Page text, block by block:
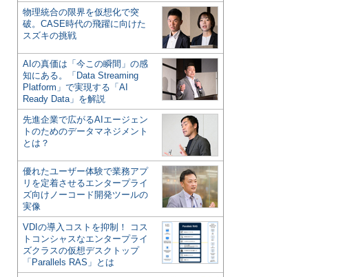
物理統合の限界を仮想化で突
破。CASE時代の飛躍に向けた
スズキの挑戦
AIの真価は「今この瞬間」の感
知にある。「Data Streaming
Platform」で実現する「AI
Ready Data」を解説
先進企業で広がるAIエージェン
トのためのデータマネジメント
とは？
優れたユーザー体験で業務アプ
リを定着させるエンタープライ
ズ向けノーコード開発ツールの
実像
VDIの導入コストを抑制！ コス
トコンシャスなエンタープライ
ズクラスの仮想デスクトップ
「Parallels RAS」とは